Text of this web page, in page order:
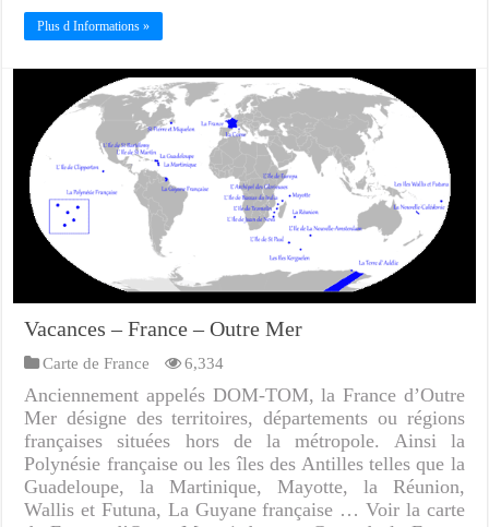
Plus d Informations »
Vacances – France – Outre Mer
Carte de France 6,334
Anciennement appelés DOM-TOM, la France d’Outre
Mer désigne des territoires, départements ou régions
françaises situées hors de la métropole. Ainsi la
Polynésie française ou les îles des Antilles telles que la
Guadeloupe, la Martinique, Mayotte, la Réunion,
Wallis et Futuna, La Guyane française … Voir la carte